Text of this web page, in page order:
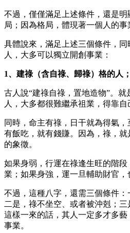
不過，僅僅滿足上述條件，還是
局；因為格局，體現著一個人的事
具體說來，滿足上述三個條件，
人，大多可以獨立開創事業：
1、建祿（含自祿、歸祿）格的人；
古人說“建祿自祿，置地造物”。
人，大多都很難繼承祖業，得靠自
同時，命主有祿，日干就為得氣
有飯吃，就有錢賺。因為，祿，
的象徵。
如果身弱，行運在祿逢生旺的階
業；如果身強，運一旦輔助財官，
不過，這種八字，還需三個條件：
二是，祿不坐空、或者被沖剋；三
這樣一來的話，其人一定多才多
事業。